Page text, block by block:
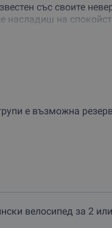
със своите
насладиш на
е възможна
велосипед за 2